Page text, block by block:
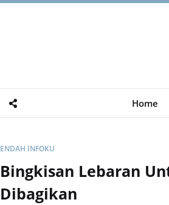
Home
ENDAH INFOKU
Bingkisan Lebaran
Dibagikan